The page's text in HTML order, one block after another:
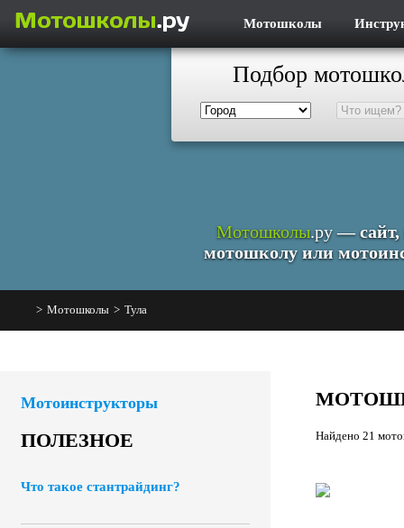
Мотошколы
Подбор
Мотошколы.ру — сайт,
мотошколу или
> Мотошколы > Тула
Найдено 21
Мотоинструкторы
ПОЛЕЗНОЕ
Что такое стантрайдинг?